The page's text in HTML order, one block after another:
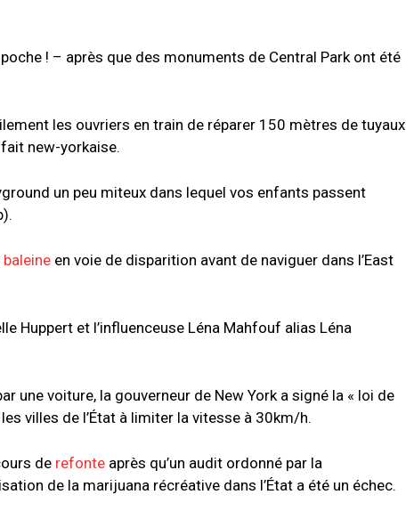
! – après que des monuments de Central Park ont été
les ouvriers en train de réparer 150 mètres de tuyaux
new-yorkaise.
un peu miteux dans lequel vos enfants passent
baleine en voie de disparition avant de naviguer dans l’East
Huppert et l’influenceuse Léna Mahfouf alias Léna
une voiture, la gouverneur de New York a signé la « loi de
villes de l’État à limiter la vitesse à 30km/h.
de refonte après qu’un audit ordonné par la
de la marijuana récréative dans l’État a été un échec.